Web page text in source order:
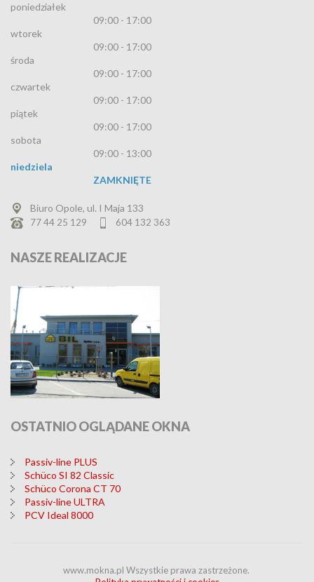
poniedziałek
09:00 - 17:00
wtorek
09:00 - 17:00
środa
09:00 - 17:00
czwartek
09:00 - 17:00
piątek
09:00 - 17:00
sobota
09:00 - 13:00
niedziela
ZAMKNIĘTE
Biuro Opole, ul. I Maja 133
77 44 25 129 604 132 363
NASZEREALIZACJE
OSTATNIOOGLĄDANE OKNA
Passiv-line PLUS
Schüco SI 82 Classic
Schüco Corona CT 70
Passiv-line ULTRA
PCV Ideal 8000
www.mokna.pl Wszystkie prawa zastrzeżone.